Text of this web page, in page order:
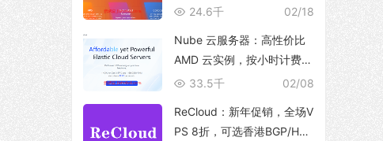
高性能 CPU + 10Gbps 大带
区
02/18
24.6千
Nube 云服务器：高性价比
AMD 云实例，按小时计费，
10Gbps 大带宽，解锁流媒
02/08
33.5千
ReCloud：新年促销，全场V
PS 8折，可选香港BGP/HG